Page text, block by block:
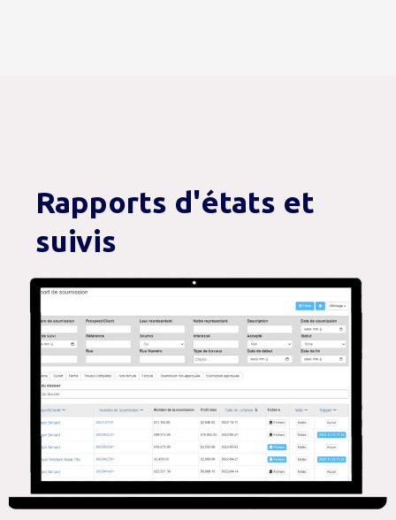
Rapports d'états et
suivis